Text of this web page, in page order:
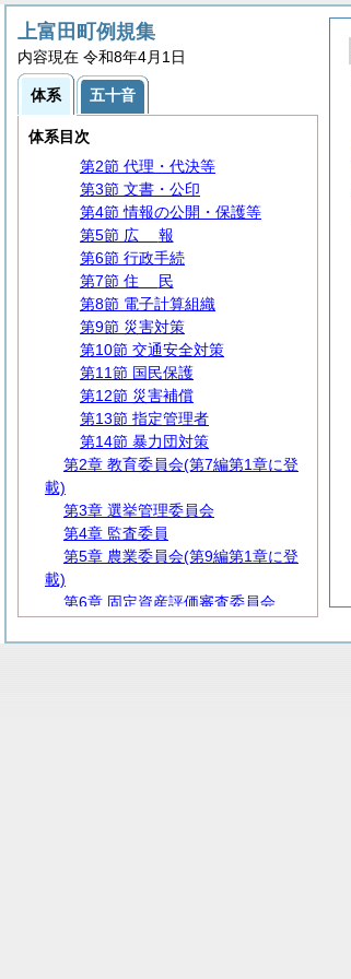
上富田町例規集
内容現在 令和8年4月1日
体系 五十音
体系目次
第1編総規
第2編議会
第3編 執行機関
第1章町長
第1節 事務分掌
第2節 代理・代決等
第3節 文書・公印
第4節 情報の公開・保護等
第5節 広 報
第6節 行政手続
第7節 住
民
第8節 電子計算組織
第9節 災害対策
第10節 交通安全対策
第11節 国民保護
第12節 災害補償
第13節 指定管理者
第14節 暴力団対策
第2章 教育委員会(第7編第1章に登
載)
第3章 選挙管理委員会
第4章 監査委員
第5章 農業委員会(第9編第1章に登
載)
第6章 固定資産評価審査委員会
第4編人事